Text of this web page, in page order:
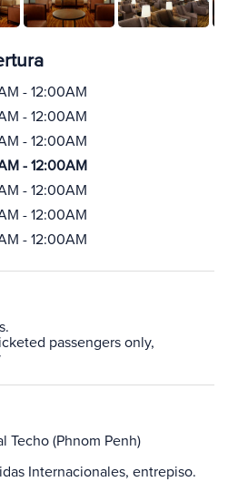
- 12:00AM
- 12:00AM
- 12:00AM
- 12:00AM
- 12:00AM
- 12:00AM
- 12:00AM
passengers only,
Techo (Phnom Penh)
Internacionales, entrepiso.